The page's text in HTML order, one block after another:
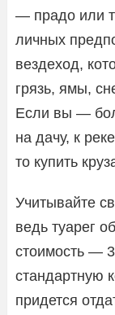
— прадо или
личных
вездеход,
грязь, ямы,
Если вы —
на дачу, к
то купить
Учитывайте
ведь туарег
стоимость —
стандартную
придется